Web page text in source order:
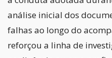
análise inicial dos
falhas ao longo do
reforçou a linha de